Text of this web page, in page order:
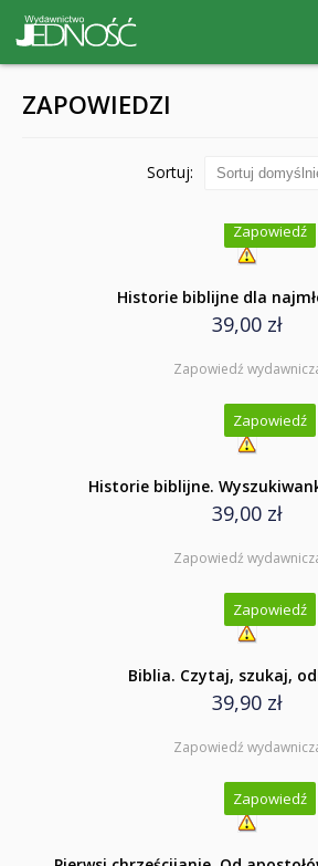
ZAPOWIEDZI
Sortuj:
Zapowiedź
Historie biblijne dla
39,00 zł
Zapowiedź
Zapowiedź
Historie biblijne.
39,00 zł
Zapowiedź
Zapowiedź
Biblia. Czytaj, szukaj,
39,90 zł
Zapowiedź
Zapowiedź